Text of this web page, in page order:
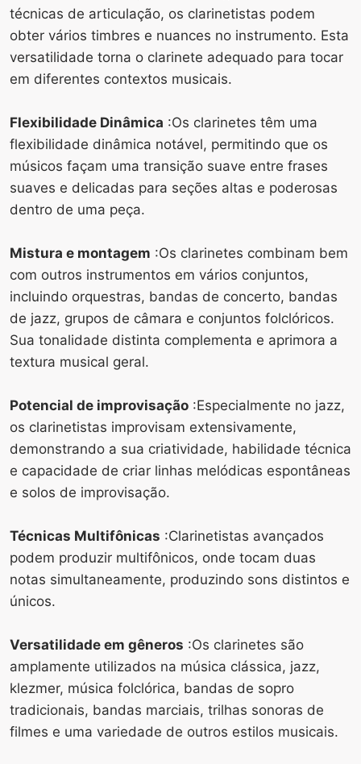
técnicas de articulação, os clarinetistas podem
obter vários timbres e nuances no instrumento. Esta
versatilidade torna o clarinete adequado para tocar
em diferentes contextos musicais.
Flexibilidade Dinâmica :Os clarinetes têm uma
flexibilidade dinâmica notável, permitindo que os
músicos façam uma transição suave entre frases
suaves e delicadas para seções altas e poderosas
dentro de uma peça.
Mistura e montagem :Os clarinetes combinam bem
com outros instrumentos em vários conjuntos,
incluindo orquestras, bandas de concerto, bandas
de jazz, grupos de câmara e conjuntos folclóricos.
Sua tonalidade distinta complementa e aprimora a
textura musical geral.
Potencial de improvisação :Especialmente no jazz,
os clarinetistas improvisam extensivamente,
demonstrando a sua criatividade, habilidade técnica
e capacidade de criar linhas melódicas espontâneas
e solos de improvisação.
Técnicas Multifônicas :Clarinetistas avançados
podem produzir multifônicos, onde tocam duas
notas simultaneamente, produzindo sons distintos e
únicos.
Versatilidade em gêneros :Os clarinetes são
amplamente utilizados na música clássica, jazz,
klezmer, música folclórica, bandas de sopro
tradicionais, bandas marciais, trilhas sonoras de
filmes e uma variedade de outros estilos musicais.